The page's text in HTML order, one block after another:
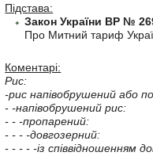
Підстава:
Закон України ВР №
Про Митний тариф
Коментарі:
Рис:
- -напiвобрушений рис:
- - -пропарений:
- - - -довгозерний: